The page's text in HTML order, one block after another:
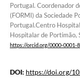
Portugal. Coordenador
(FORMI) da Sociedade
Portugal.Centro
Hospitalar de Portimão,
https://orcid.org/0000-0001-
DOI: https://doi.org/